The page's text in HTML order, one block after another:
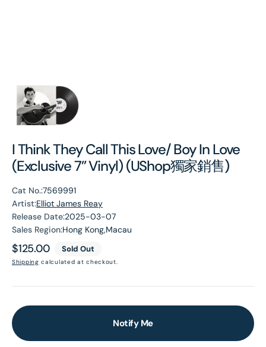
I Think They Call This Love/ Boy In Love
(Exclusive 7” Vinyl) (UShop獨家銷售)
Cat No.:7569991
Artist:Elliot James Reay
Release Date:2025-03-07
Sales Region:Hong Kong,Macau
Regular
price
$125.00 Sold Out
Shipping calculated at checkout.
Notify Me